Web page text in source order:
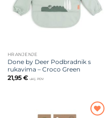
HRANJENJE
Done by Deer Podbradnik s
rukavima – Croco Green
21,95 € uklj. PDV